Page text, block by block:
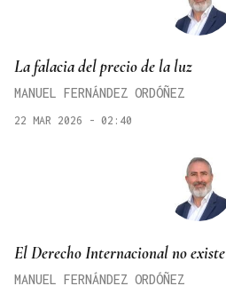
La falacia del precio de la luz
MANUEL FERNÁNDEZ ORDÓÑEZ
22 MAR 2026 - 02:40
El Derecho Internacional no existe
MANUEL FERNÁNDEZ ORDÓÑEZ